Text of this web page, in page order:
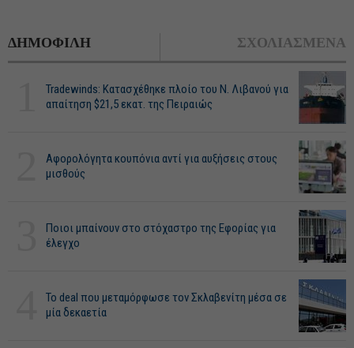
ΔΗΜΟΦΙΛΗ ΣΧΟΛΙΑΣΜΕΝΑ
Tradewinds: Κατασχέθηκε πλοίο του Ν. Λιβανού για
απαίτηση $21,5 εκατ. της Πειραιώς
Αφορολόγητα κουπόνια αντί για αυξήσεις στους
μισθούς
Ποιοι μπαίνουν στο στόχαστρο της Εφορίας για
έλεγχο
Το deal που μεταμόρφωσε τον Σκλαβενίτη μέσα σε
μία δεκαετία